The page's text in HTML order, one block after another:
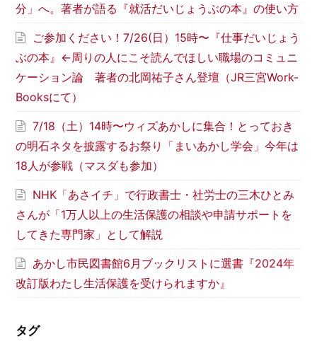
分」へ。著者が語る『就活だいじょうぶの本』の使い方
ご参加ください！7/26(日）15時〜『仕事だいじょう
ぶの本』←周りの人にこそ読んでほしい職場のコミュニ
ケーション論 著者の北岡祐子さん登壇（JR三宮Work-
Booksにて）
7/18（土）14時〜ウィズあかしに集合！とっておき
の明石ネタを披露するお祭り「まいあかし学会」今年は
18人が参戦（マスダも参加）
NHK「あさイチ」で行政書士・社労士の三木ひとみ
さんが「1万人以上の生活保護の相談や申請サポートを
してきた専門家」として解説
あかし市民図書館6月ブックリストに選書『2024年
改訂版わたし生活保護を受けられますか』
タグ